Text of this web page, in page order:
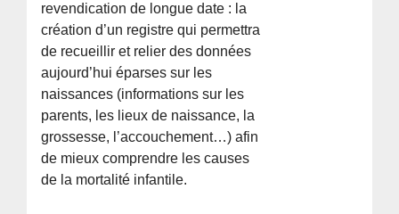
revendication de longue date : la
création d’un registre qui permettra
de recueillir et relier des données
aujourd’hui éparses sur les
naissances (informations sur les
parents, les lieux de naissance, la
grossesse, l’accouchement…) afin
de mieux comprendre les causes
de la mortalité infantile.